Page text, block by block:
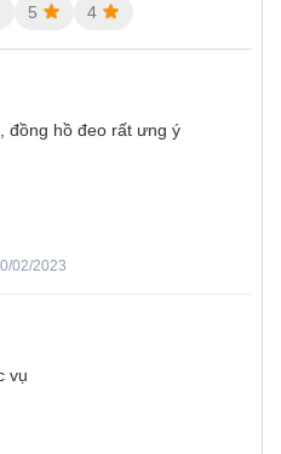
5 4
đồng hồ đeo rất ưng ý
02/2023
vụ